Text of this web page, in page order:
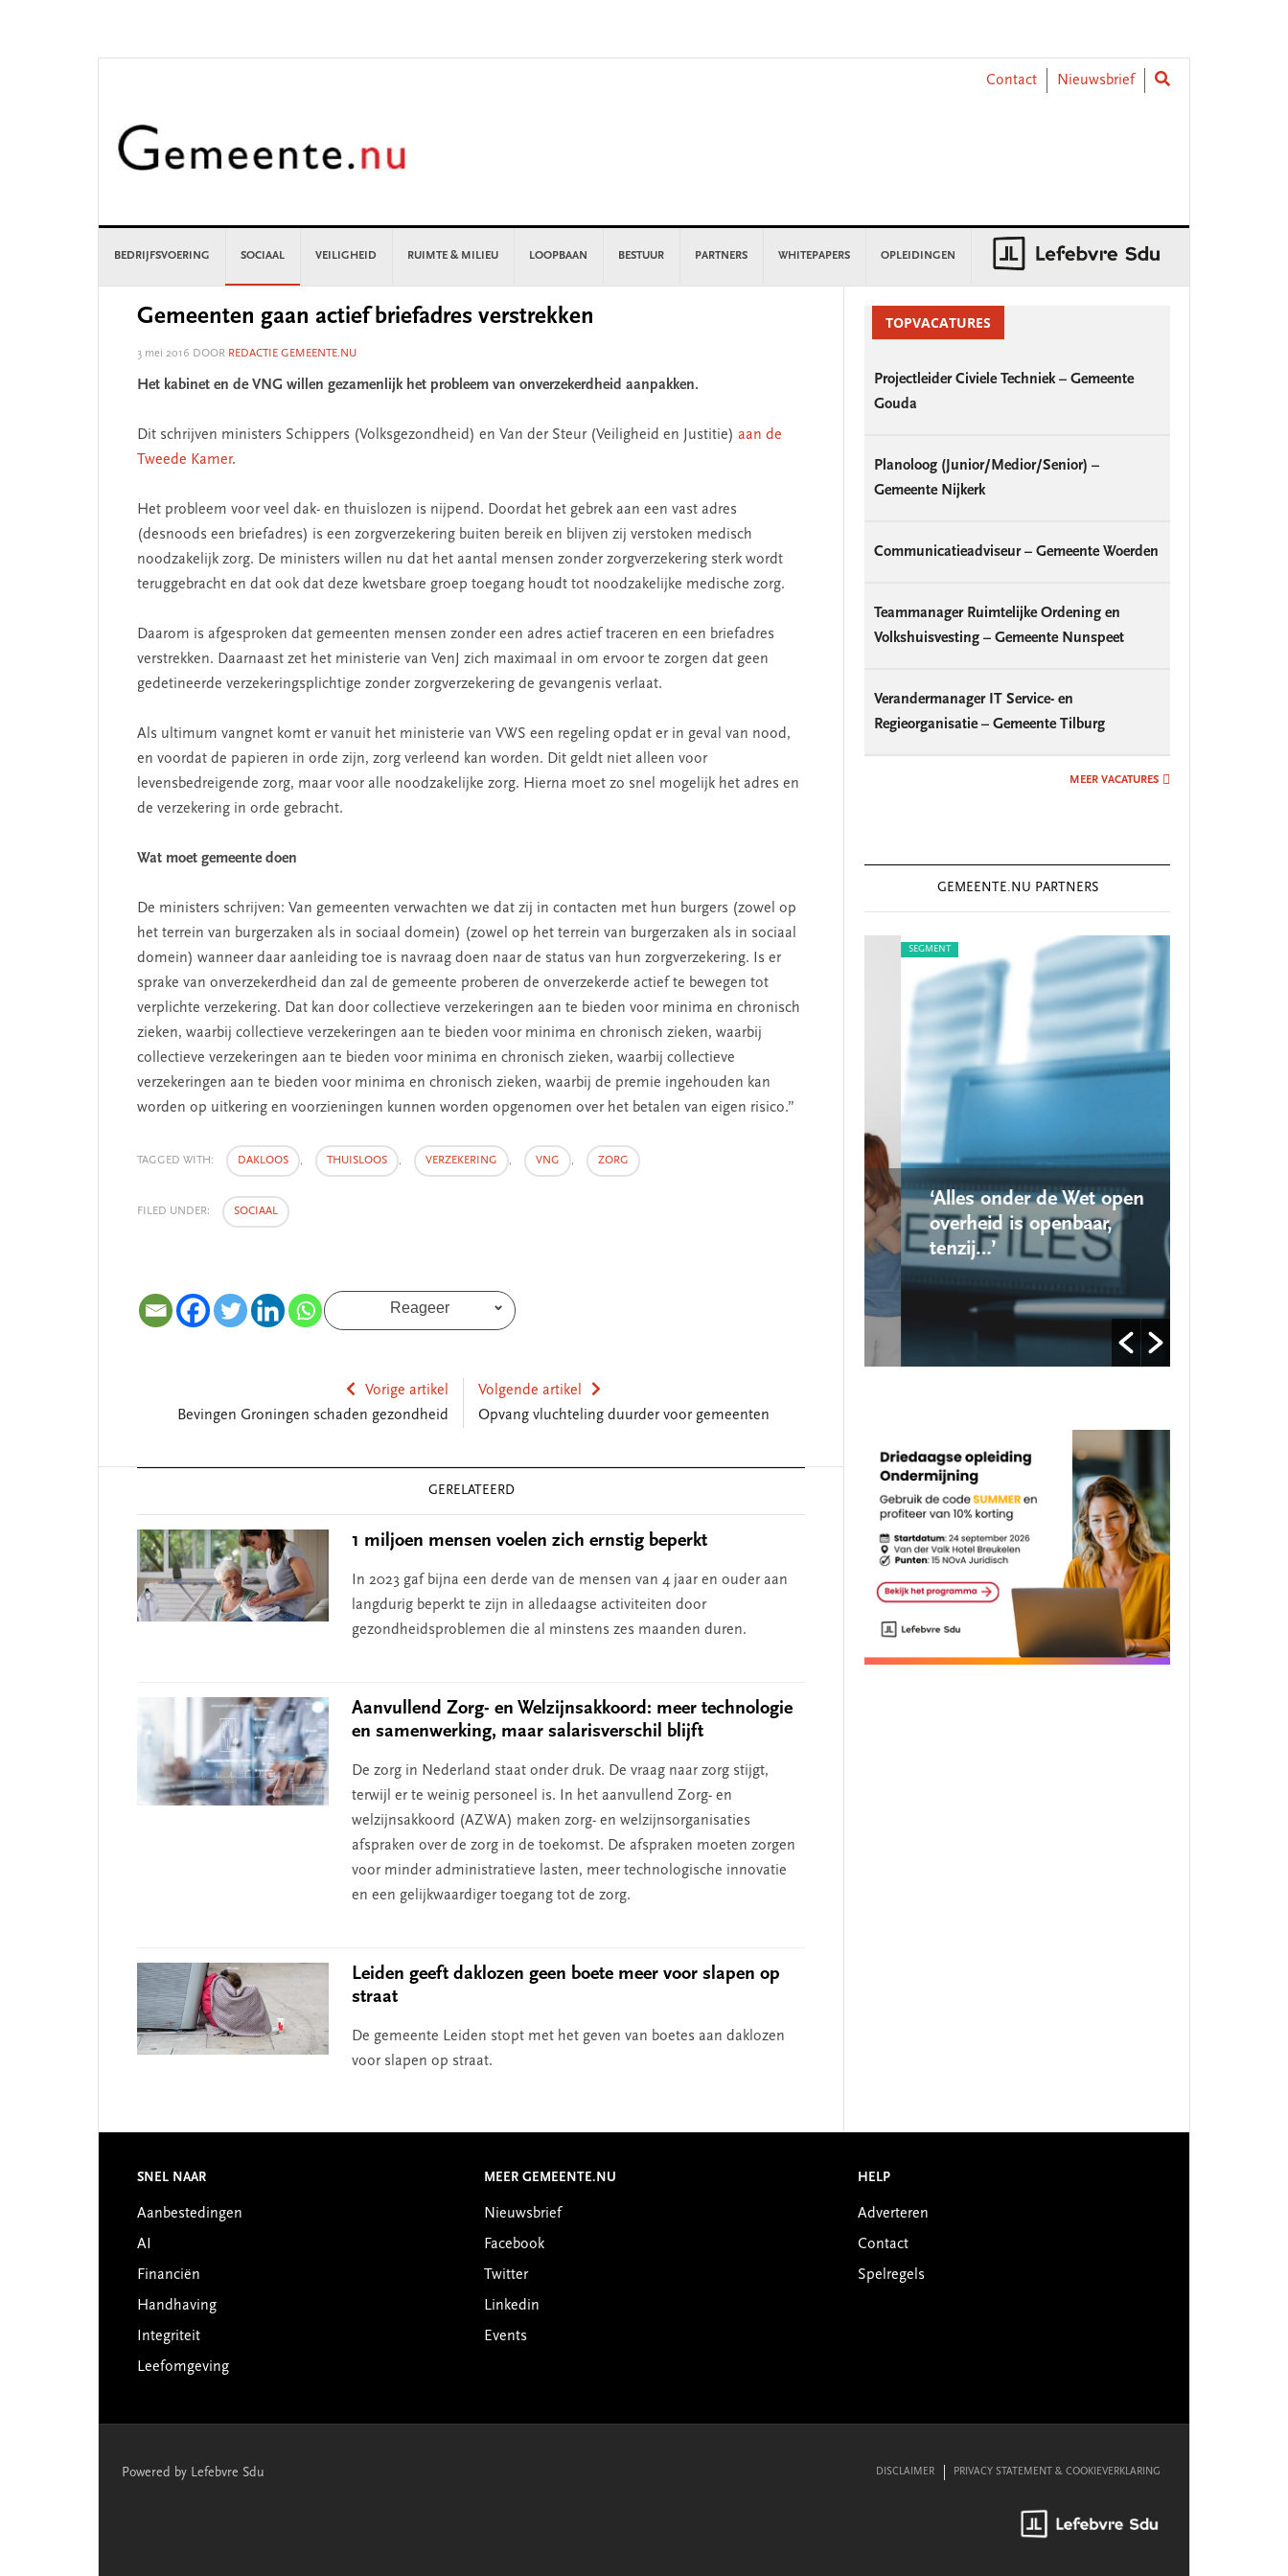
Contact
Nieuwsbrief
BEDRIJFSVOERING SOCIAAL VEILIGHEID RUIMTE & MILIEU LOOPBAAN BESTUUR PARTNERS WHITEPAPERS OPLEIDINGEN
Gemeenten gaan actief briefadres verstrekken
3 mei 2016 DOOR REDACTIE GEMEENTE.NU
Het kabinet en de VNG willen gezamenlijk het probleem van onverzekerdheid aanpakken.
Dit schrijven ministers Schippers (Volksgezondheid) en Van der Steur (Veiligheid en Justitie) aan de
Tweede Kamer.
Het probleem voor veel dak- en thuislozen is nijpend. Doordat het gebrek aan een vast adres
(desnoods een briefadres) is een zorgverzekering buiten bereik en blijven zij verstoken medisch
noodzakelijk zorg. De ministers willen nu dat het aantal mensen zonder zorgverzekering sterk wordt
teruggebracht en dat ook dat deze kwetsbare groep toegang houdt tot noodzakelijke medische zorg.
Daarom is afgesproken dat gemeenten mensen zonder een adres actief traceren en een briefadres
verstrekken. Daarnaast zet het ministerie van VenJ zich maximaal in om ervoor te zorgen dat geen
gedetineerde verzekeringsplichtige zonder zorgverzekering de gevangenis verlaat.
Als ultimum vangnet komt er vanuit het ministerie van VWS een regeling opdat er in geval van nood,
en voordat de papieren in orde zijn, zorg verleend kan worden. Dit geldt niet alleen voor
levensbedreigende zorg, maar voor alle noodzakelijke zorg. Hierna moet zo snel mogelijk het adres en
de verzekering in orde gebracht.
Wat moet gemeente doen
De ministers schrijven: Van gemeenten verwachten we dat zij in contacten met hun burgers (zowel op
het terrein van burgerzaken als in sociaal domein) (zowel op het terrein van burgerzaken als in sociaal
domein) wanneer daar aanleiding toe is navraag doen naar de status van hun zorgverzekering. Is er
sprake van onverzekerdheid dan zal de gemeente proberen de onverzekerde actief te bewegen tot
verplichte verzekering. Dat kan door collectieve verzekeringen aan te bieden voor minima en chronisch
zieken, waarbij collectieve verzekeringen aan te bieden voor minima en chronisch zieken, waarbij
collectieve verzekeringen aan te bieden voor minima en chronisch zieken, waarbij collectieve
verzekeringen aan te bieden voor minima en chronisch zieken, waarbij de premie ingehouden kan
worden op uitkering en voorzieningen kunnen worden opgenomen over het betalen van eigen risico.”
TAGGED WITH: DAKLOOS , THUISLOOS , VERZEKERING , VNG , ZORG
FILED UNDER: SOCIAAL
Reageer
Vorige artikel
Bevingen Groningen schaden gezondheid
Volgende artikel
Opvang vluchteling duurder voor gemeenten
GERELATEERD
1 miljoen mensen voelen zich ernstig beperkt
In 2023 gaf bijna een derde van de mensen van 4 jaar en ouder aan
langdurig beperkt te zijn in alledaagse activiteiten door
gezondheidsproblemen die al minstens zes maanden duren.
Aanvullend Zorg- en Welzijnsakkoord: meer technologie
en samenwerking, maar salarisverschil blijft
De zorg in Nederland staat onder druk. De vraag naar zorg stijgt,
terwijl er te weinig personeel is. In het aanvullend Zorg- en
welzijnsakkoord (AZWA) maken zorg- en welzijnsorganisaties
afspraken over de zorg in de toekomst. De afspraken moeten zorgen
voor minder administratieve lasten, meer technologische innovatie
en een gelijkwaardiger toegang tot de zorg.
Leiden geeft daklozen geen boete meer voor slapen op
straat
De gemeente Leiden stopt met het geven van boetes aan daklozen
voor slapen op straat.
SidebarTOPVACATURES
Projectleider Civiele Techniek – Gemeente
Gouda
Planoloog (Junior/Medior/Senior) –
Gemeente Nijkerk
Communicatieadviseur – Gemeente Woerden
Teammanager Ruimtelijke Ordening en
Volkshuisvesting – Gemeente Nunspeet
Verandermanager IT Service- en
Regieorganisatie – Gemeente Tilburg
MEER VACATURES
GEMEENTE.NU PARTNERS
SEGMENT
‘Persoonlijk leiderschap
begint bij zelfkennis’
SEGMENT
‘Alles onder de Wet open
overheid is openbaar,
tenzij…’
Footer
SNEL NAAR
Aanbestedingen
AI
Financiën
Handhaving
Integriteit
Leefomgeving
MEER GEMEENTE.NU
Nieuwsbrief
Facebook
Twitter
Linkedin
Events
HELP
Adverteren
Contact
Spelregels
Powered by Lefebvre Sdu DISCLAIMER PRIVACY STATEMENT & COOKIEVERKLARING